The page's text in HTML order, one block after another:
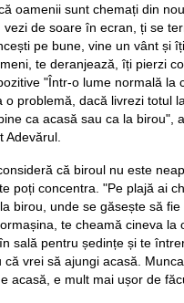
oamenii sunt chemați din
vezi de soare în ecran, ți se
pe bune, vine un vânt și
te deranjează, îți pierzi
"Într-o lume normală la
o problemă, dacă livrezi totul
ca acasă sau ca la birou",
Adevărul.
că biroul nu este
poți concentra. "Pe plajă ai
birou, unde se găsește să
te cheamă cineva la
sală pentru ședințe și te
că vrei să ajungi acasă.
acasă, e mult mai ușor de